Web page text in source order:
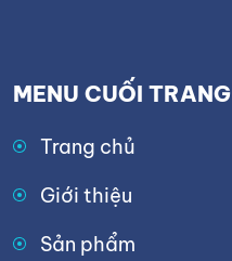
MENU CUỐI TRANG
Trang chủ
Giới thiệu
Sản phẩm